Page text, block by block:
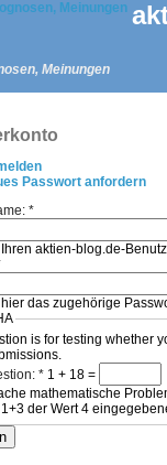
Meinungen
Passwort anfordern
*
aktien-blog.de-
das zugehörige
is for testing whether
* 1 + 18 =
mathematische
der Wert 4